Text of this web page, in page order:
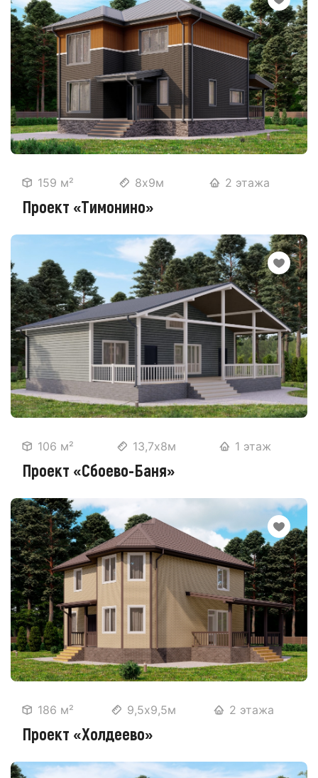
159 м² 8х9м 2 этажа
Проект «Тимонино»
106 м² 13,7х8м 1 этаж
Проект «Сбоево-Баня»
186 м² 9,5х9,5м 2 этажа
Проект «Холдеево»